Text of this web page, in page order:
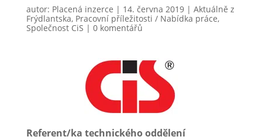
autor: Placená inzerce | 14. června 2019| Aktuálně z
Frýdlantska, Pracovní příležitosti / Nabídka práce,
Společnost CiS | 0 komentářů
Referent/ka technického oddělení